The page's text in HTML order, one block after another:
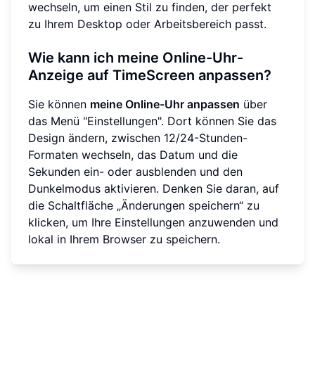
wechseln, um einen Stil zu finden, der perfekt
zu Ihrem Desktop oder Arbeitsbereich passt.
Wie kann ich meine Online-Uhr-
Anzeige auf TimeScreen anpassen?
Sie können meine Online-Uhr anpassen über
das Menü "Einstellungen". Dort können Sie das
Design ändern, zwischen 12/24-Stunden-
Formaten wechseln, das Datum und die
Sekunden ein- oder ausblenden und den
Dunkelmodus aktivieren. Denken Sie daran, auf
die Schaltfläche „Änderungen speichern“ zu
klicken, um Ihre Einstellungen anzuwenden und
lokal in Ihrem Browser zu speichern.